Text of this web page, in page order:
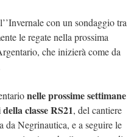
con un sondaggio tra
le regate nella prossima
che inizierà come da
nelle prossime settimane
classe RS21, del cantiere
Negrinautica, e a seguire le